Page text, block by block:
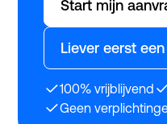
Start mijn
Liever eerst
100% vrijblijvend
Geen